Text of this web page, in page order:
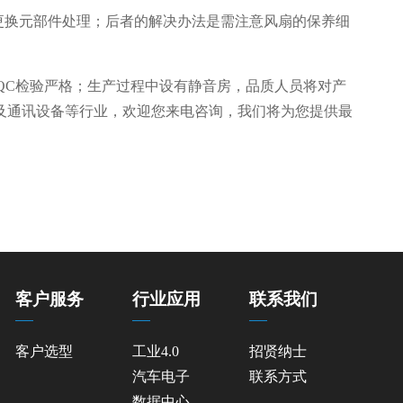
元部件处理；后者的解决办法是需注意风扇的保养细
检验严格；生产过程中设有静音房，品质人员将对产
通讯设备等行业，欢迎您来电咨询，我们将为您提供最
客户服务
客户选型
行业应用
工业4.0
汽车电子
联系我们
招贤纳士
联系方式